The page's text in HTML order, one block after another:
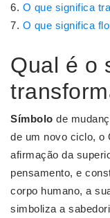
O que significa
O que significa
Qual é o
Símbolo de
de um novo ciclo, o
afirmação da
pensamento, e
corpo humano, a
simboliza a